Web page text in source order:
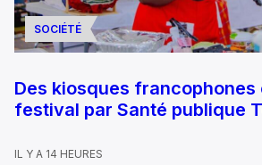
SOCIÉTÉ
Des kiosques
festival par Santé publique
IL Y A 14 HEURES